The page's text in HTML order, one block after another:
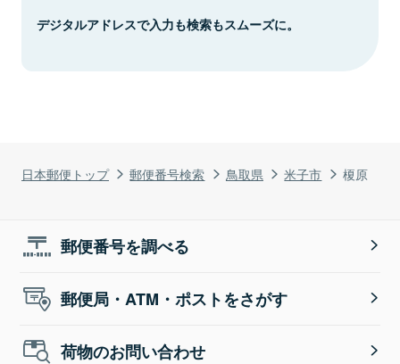
日本郵便トップ 郵便番号検索 鳥取県 米子市 榎原
デジタルアドレスで入力も検索もスムーズに。
郵便番号を調べる
郵便局・ATM・ポストをさがす
荷物のお問い合わせ